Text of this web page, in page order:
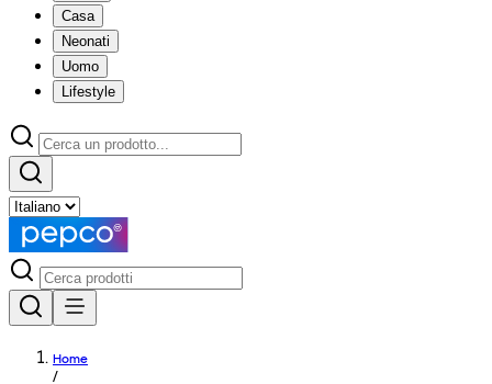
Casa
Neonati
Uomo
Lifestyle
Home
/